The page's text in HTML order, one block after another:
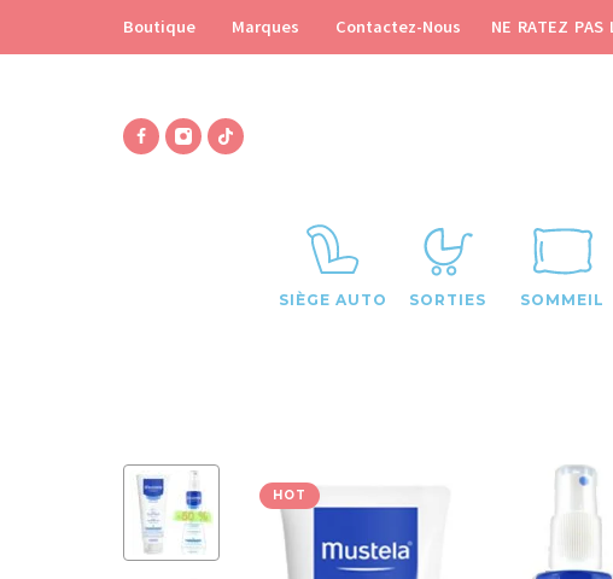
Boutique Marques Contactez-Nous NE RATEZ PAS
SIÈGE AUTO SORTIES SOMMEIL
HOT